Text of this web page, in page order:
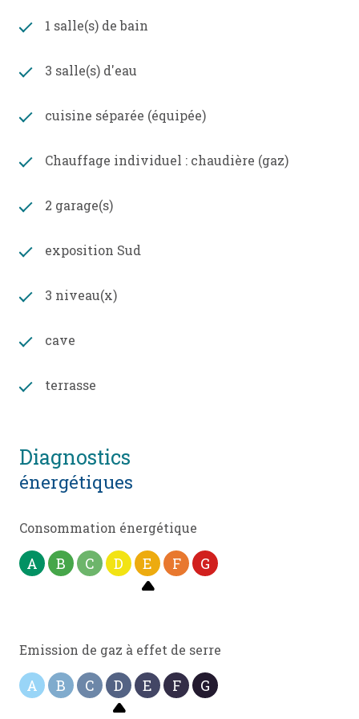
indépendants d'une superficie de 70m2 (revenus
garages avec portes automatisées.
offrant une magnifique vue sur le patrimoine de
vous séduire.
est exposé sont consultables sur le site georisques
1 salle(s) de bain
3 salle(s) d'eau
cuisine séparée (équipée)
Chauffage individuel : chaudière (gaz)
2 garage(s)
exposition Sud
3 niveau(x)
cave
terrasse
diagnostics
énergétiques
Consommation énergétique
A B C D E F G
Emission de gaz à effet de serre
A B C D E F G